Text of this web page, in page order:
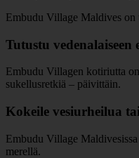
Embudu Village Maldives on
Tutustu vedenalaiseen
Embudu Villagen kotiriutta
sukellusretkiä – päivittäin.
Kokeile vesiurheilua
Embudu Village
merellä.